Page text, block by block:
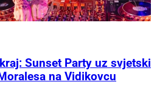
Sunset Party uz svjetski
na Vidikovcu